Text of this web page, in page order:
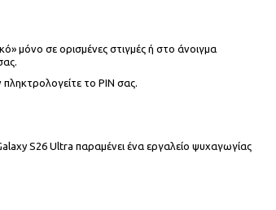
μόνο σε ορισμένες στιγμές ή στο άνοιγμα
το PIN σας.
S26 Ultra παραμένει ένα εργαλείο ψυχαγωγίας